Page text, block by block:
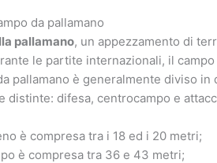
da pallamano
pallamano, un appezzamento di
le partite internazionali, il
pallamano è generalmente diviso
distinte: difesa, centrocampo e
è compresa tra i 18 ed i 20 metri;
è compresa tra 36 e 43 metri;